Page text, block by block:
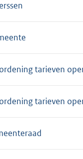
tarieven
tarieven